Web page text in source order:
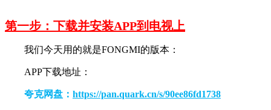
第一步：下载并安装APP到电视上
我们今天用的就是FONGMI的版本：
APP下载地址：
夸克网盘： https://pan.quark.cn/s/90ee86fd1738